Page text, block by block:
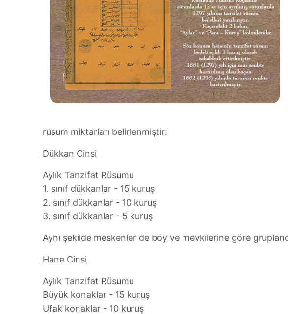
rüsum miktarları belirlenmiştir:
Dükkan Cinsi
Aylık Tanzifat Rüsumu
1. sınıf dükkanlar - 15 kuruş
2. sınıf dükkanlar - 10 kuruş
3. sınıf dükkanlar - 5 kuruş
Aynı şekilde meskenler de boy ve mevkilerine göre
Hane Cinsi
Aylık Tanzifat Rüsumu
Büyük konaklar - 15 kuruş
Ufak konaklar - 10 kuruş